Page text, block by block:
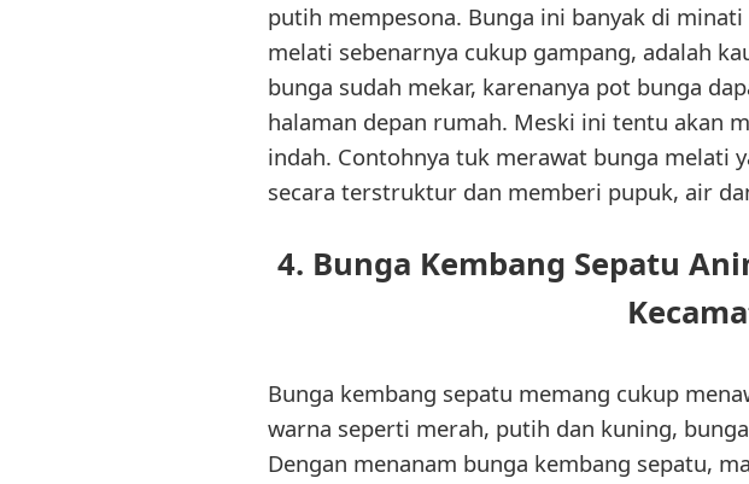
putih mempesona. Bunga ini banyak di
melati sebenarnya cukup gampang, adalah
bunga sudah mekar, karenanya pot bunga
halaman depan rumah. Meski ini tentu akan
indah. Contohnya tuk merawat bunga melati
secara terstruktur dan memberi pupuk, air
4. Bunga Kembang Sepatu
Bunga kembang sepatu memang cukup
warna seperti merah, putih dan kuning,
Dengan menanam bunga kembang sepatu,